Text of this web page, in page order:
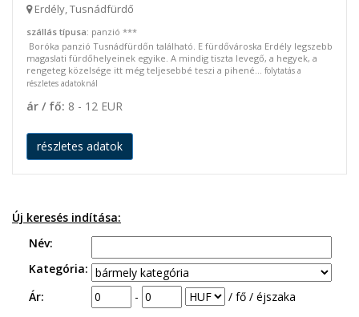
Erdély, Tusnádfürdő
szállás típusa: panzió ***
Boróka panzió Tusnádfürdőn található. E fürdővároska Erdély legszebb
magaslati fürdőhelyeinek egyike. A mindig tiszta levegő, a hegyek, a
rengeteg közelsége itt még teljesebbé teszi a pihené... folytatás a
részletes adatoknál
ár / fő: 8 - 12 EUR
részletes adatok
Új keresés indítása:
Név:
Kategória:
Ár:
-
/ fő / éjszaka